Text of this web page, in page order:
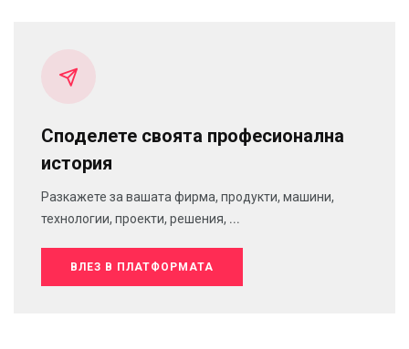
Споделете своята професионална
история
Разкажете за вашата фирма, продукти, машини,
технологии, проекти, решения, ...
ВЛЕЗ В ПЛАТФОРМАТА